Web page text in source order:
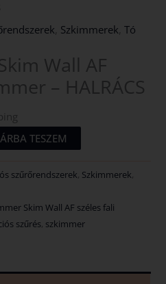
Szkimmerek ,Tó
Wall AF
– HALRÁCS
TESZEM
szűrőrendszerek, Szkimmerek,
Skim Wall AF széles fali
szűrés, szkimmer